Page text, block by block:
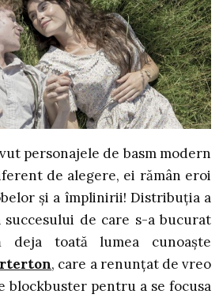
personajele de basm modern
de alegere, ei rămân eroi
și a împlinirii! Distribuția a
succesului de care s-a bucurat
deja toată lumea cunoaște
, care a renunțat de vreo
blockbuster pentru a se focusa